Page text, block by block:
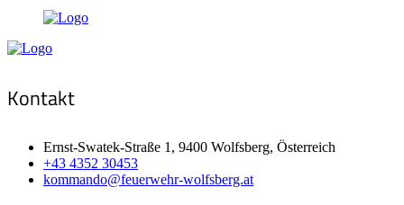
Kontakt
Ernst-Swatek-Straße 1, 9400 Wolfsberg, Österreich
+43 4352 30453
kommando@feuerwehr-wolfsberg.at